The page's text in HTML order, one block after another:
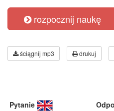
rozpocznij naukę
ściągnij mp3 drukuj
Pytanie